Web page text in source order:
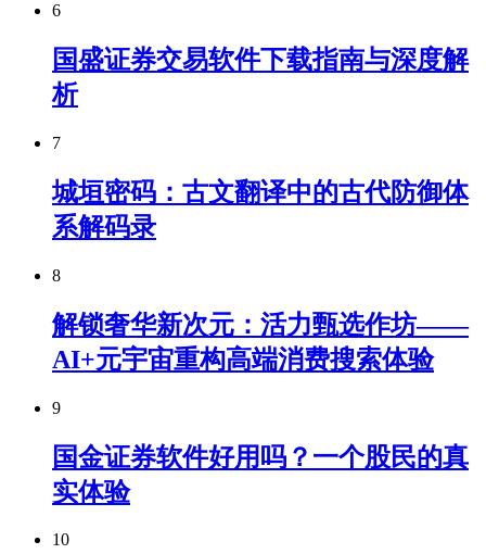
6
国盛证券交易软件下载指南与深度解
析
7
城垣密码：古文翻译中的古代防御体
系解码录
8
解锁奢华新次元：活力甄选作坊——
AI+元宇宙重构高端消费搜索体验
9
国金证券软件好用吗？一个股民的真
实体验
10